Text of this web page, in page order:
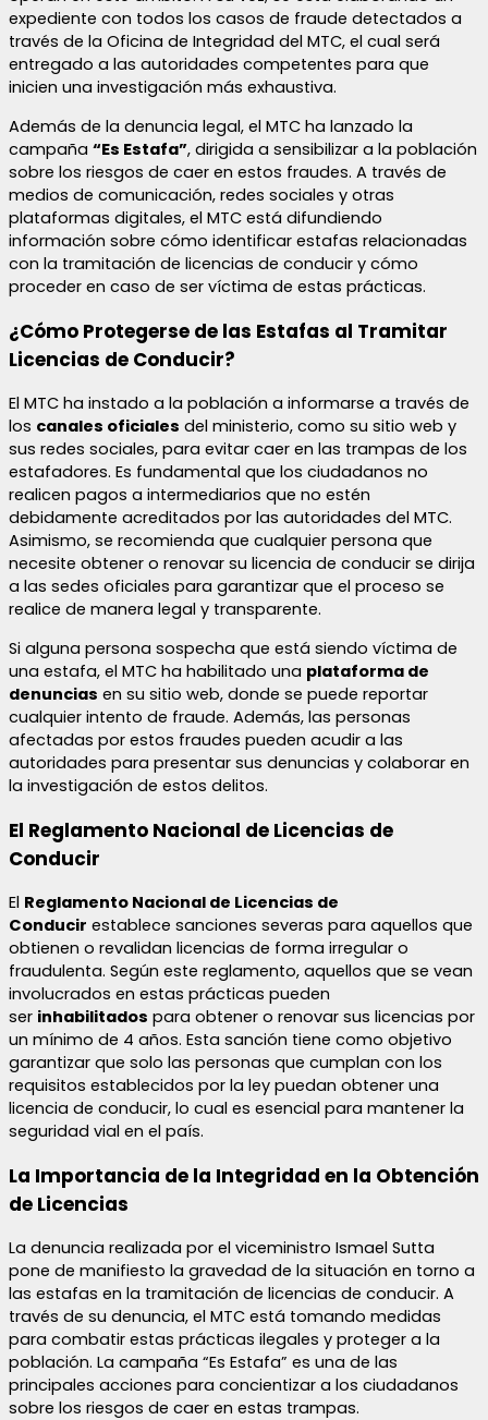
expediente con todos los casos de fraude detectados a
través de la Oficina de Integridad del MTC, el cual será
entregado a las autoridades competentes para que
inicien una investigación más exhaustiva.
Además de la denuncia legal, el MTC ha lanzado la
campaña “Es Estafa”, dirigida a sensibilizar a la población
sobre los riesgos de caer en estos fraudes. A través de
medios de comunicación, redes sociales y otras
plataformas digitales, el MTC está difundiendo
información sobre cómo identificar estafas relacionadas
con la tramitación de licencias de conducir y cómo
proceder en caso de ser víctima de estas prácticas.
¿Cómo Protegerse de las Estafas al Tramitar
Licencias de Conducir?
El MTC ha instado a la población a informarse a través de
los canales oficiales del ministerio, como su sitio web y
sus redes sociales, para evitar caer en las trampas de los
estafadores. Es fundamental que los ciudadanos no
realicen pagos a intermediarios que no estén
debidamente acreditados por las autoridades del MTC.
Asimismo, se recomienda que cualquier persona que
necesite obtener o renovar su licencia de conducir se dirija
a las sedes oficiales para garantizar que el proceso se
realice de manera legal y transparente.
Si alguna persona sospecha que está siendo víctima de
una estafa, el MTC ha habilitado una plataforma de
denuncias en su sitio web, donde se puede reportar
cualquier intento de fraude. Además, las personas
afectadas por estos fraudes pueden acudir a las
autoridades para presentar sus denuncias y colaborar en
la investigación de estos delitos.
El Reglamento Nacional de Licencias de
Conducir
El Reglamento Nacional de Licencias de
Conducir establece sanciones severas para aquellos que
obtienen o revalidan licencias de forma irregular o
fraudulenta. Según este reglamento, aquellos que se vean
involucrados en estas prácticas pueden
ser inhabilitados para obtener o renovar sus licencias por
un mínimo de 4 años. Esta sanción tiene como objetivo
garantizar que solo las personas que cumplan con los
requisitos establecidos por la ley puedan obtener una
licencia de conducir, lo cual es esencial para mantener la
seguridad vial en el país.
La Importancia de la Integridad en la Obtención
de Licencias
La denuncia realizada por el viceministro Ismael Sutta
pone de manifiesto la gravedad de la situación en torno a
las estafas en la tramitación de licencias de conducir. A
través de su denuncia, el MTC está tomando medidas
para combatir estas prácticas ilegales y proteger a la
población. La campaña “Es Estafa” es una de las
principales acciones para concientizar a los ciudadanos
sobre los riesgos de caer en estas trampas.